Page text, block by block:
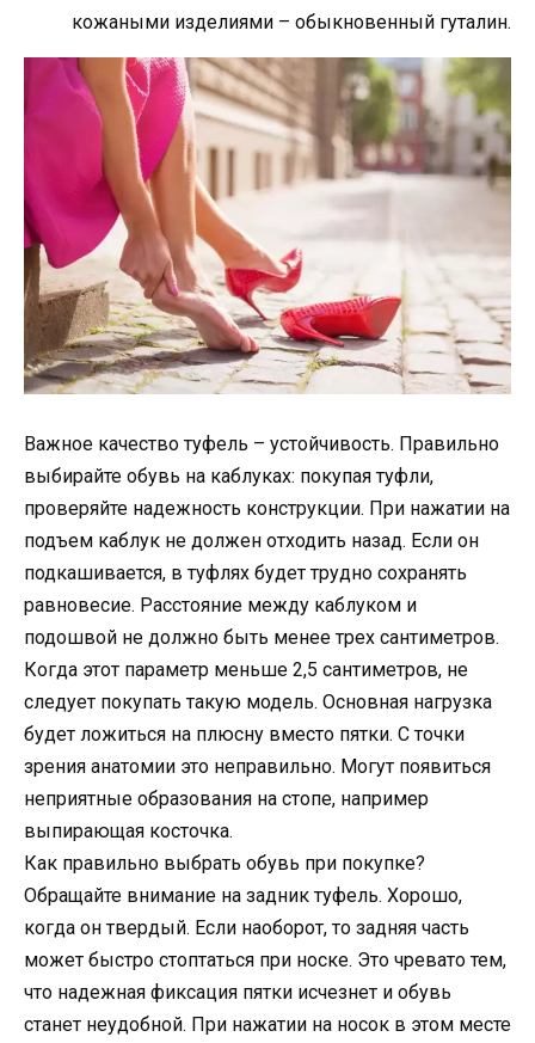
кожаными изделиями – обыкновенный гуталин.
Важное качество туфель – устойчивость. Правильно
выбирайте обувь на каблуках: покупая туфли,
проверяйте надежность конструкции. При нажатии на
подъем каблук не должен отходить назад. Если он
подкашивается, в туфлях будет трудно сохранять
равновесие. Расстояние между каблуком и
подошвой не должно быть менее трех сантиметров.
Когда этот параметр меньше 2,5 сантиметров, не
следует покупать такую модель. Основная нагрузка
будет ложиться на плюсну вместо пятки. С точки
зрения анатомии это неправильно. Могут появиться
неприятные образования на стопе, например
выпирающая косточка.
Как правильно выбрать обувь при покупке?
Обращайте внимание на задник туфель. Хорошо,
когда он твердый. Если наоборот, то задняя часть
может быстро стоптаться при носке. Это чревато тем,
что надежная фиксация пятки исчезнет и обувь
станет неудобной. При нажатии на носок в этом месте